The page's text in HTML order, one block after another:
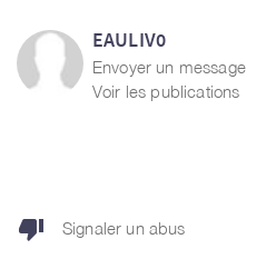
EAULIV0
Envoyer un message
Voir les publications
thumb_down Signaler un abus